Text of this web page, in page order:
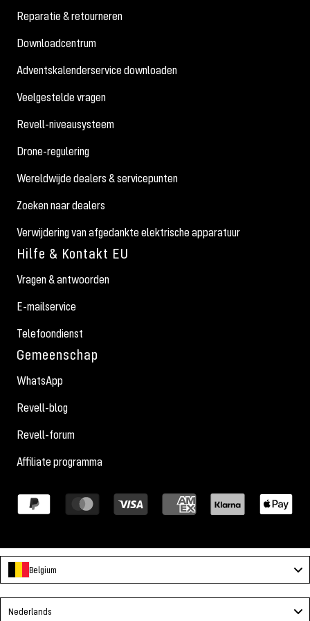
Reparatie & retourneren
Downloadcentrum
Adventskalenderservice downloaden
Veelgestelde vragen
Revell-niveausysteem
Drone-regulering
Wereldwijde dealers & servicepunten
Zoeken naar dealers
Verwijdering van afgedankte elektrische apparatuur
Hilfe & Kontakt EU
Vragen & antwoorden
E-mailservice
Telefoondienst
Gemeenschap
WhatsApp
Revell-blog
Revell-forum
Affiliate programma
Belgium
Nederlands